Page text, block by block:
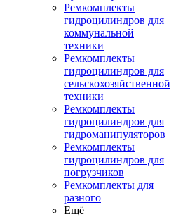
Ремкомплекты
гидроцилиндров для
коммунальной
техники
Ремкомплекты
гидроцилиндров для
сельскохозяйственной
техники
Ремкомплекты
гидроцилиндров для
гидроманипуляторов
Ремкомплекты
гидроцилиндров для
погрузчиков
Ремкомплекты для
разного
Ещё